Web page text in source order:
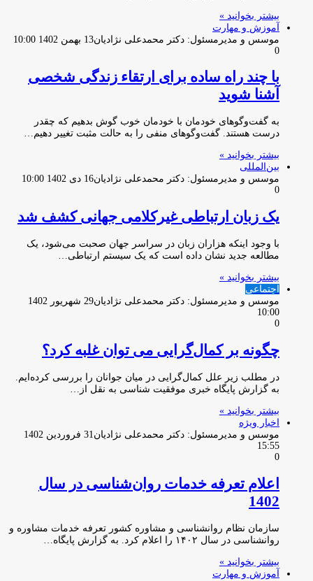
بیشتر بخوانید »
آموزش و مهارت
موسس و مدیرمسئول: دکتر محمدعلی نژادیان13 بهمن 1402 10:00
0
با چند راه ساده برای ارتقاء زندگی شخصی
آشنا شوید
به گفت‌وگوهای خودمان با خودمان خوب گوش بدهیم که چقدر
درست هستند. گفت‌وگوهای منفی را به حالت مثبت تغییر دهیم…
بیشتر بخوانید »
بین‌المللی
موسس و مدیرمسئول: دکتر محمدعلی نژادیان16 دی 1402 10:00
0
یک زبان ارتباطی غیرکلامی جهانی کشف شد
با وجود اینکه هزاران زبان در سراسر جهان صحبت می‌شود، یک
مطالعه جدید نشان داده است که یک سیستم ارتباطی…
بیشتر بخوانید »
اجتماعی
موسس و مدیرمسئول: دکتر محمدعلی نژادیان
29 شهریور 1402
10:00
0
چگونه بر کمال‌گرایی می توان غلبه کرد؟
در مطلب زیر علل کمال‌گرایی در میان جوانان را بررسی کرده‌ایم.
به گزارش پایگاه خبری موفقیت شناسی به نقل از…
بیشتر بخوانید »
اخبار ویژه
موسس و مدیرمسئول: دکتر محمدعلی نژادیان
31 فروردین 1402
15:55
0
اعلام تعرفه خدمات روان‌شناسی در سال
1402
سازمان نظام روانشناسی و مشاوره کشور تعرفه خدمات مشاوره و
روانشناسی در سال ۱۴۰۲ را اعلام کرد. به گزارش پایگاه…
بیشتر بخوانید »
آموزش و مهارت